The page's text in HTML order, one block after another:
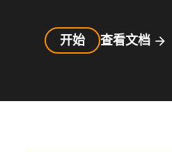
开始 查看文档 arrow_forward